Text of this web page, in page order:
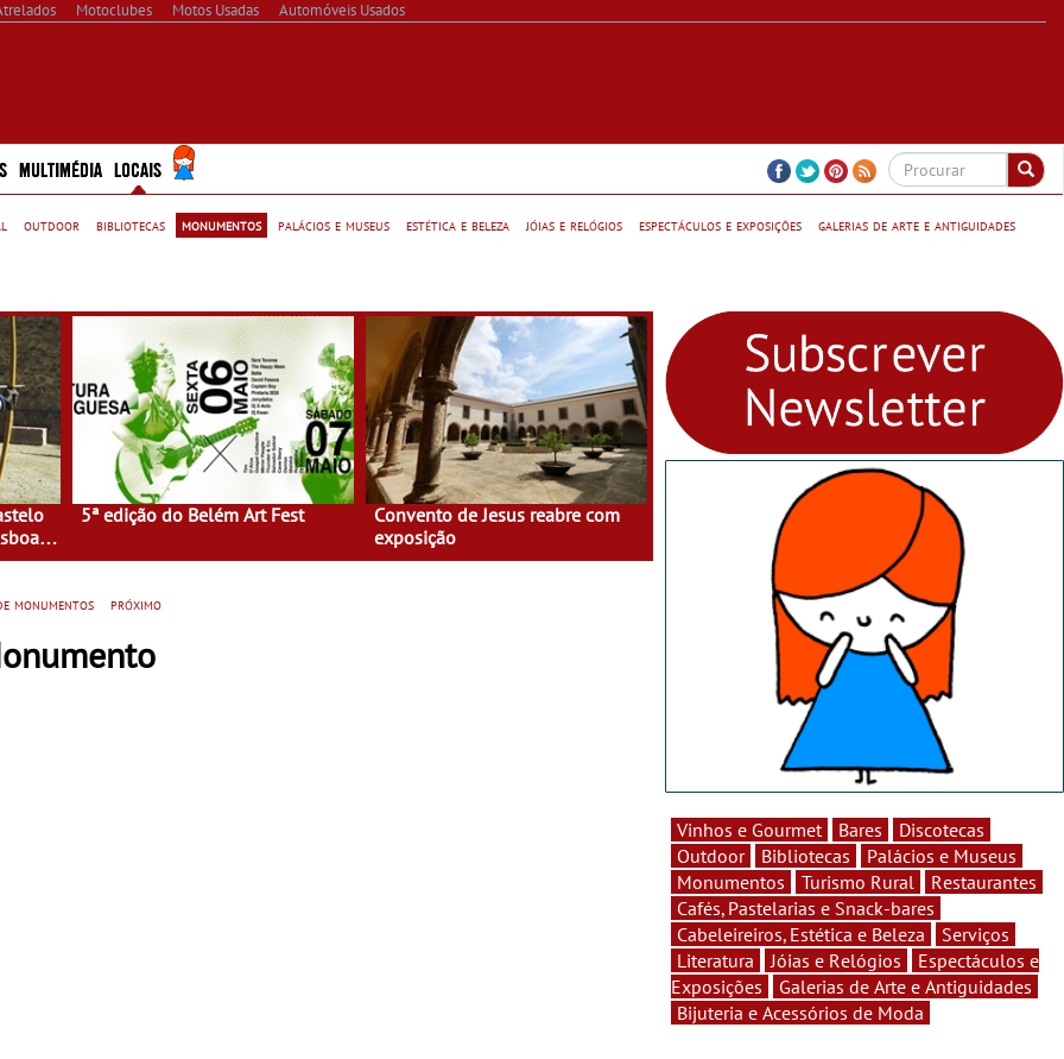
Motoclubes Motos Usadas Automóveis Usados
MULTIMÉDIA LOCAIS
outdoor bibliotecas monumentos palácios e museus estética e beleza jóias e relógios espectáculos e exposições
galerias de arte e antiguidades
5ª edição do Belém Art Fest
Convento de Jesus reabre com
exposição
monumentos próximo
Vinhos e Gourmet Bares
Discotecas
Outdoor
Bibliotecas
Palácios e Museus
Monumentos
Turismo Rural
Restaurantes
Cafés, Pastelarias e Snack-bares
Cabeleireiros, Estética e Beleza
Serviços
Literatura
Jóias e Relógios
Espectáculos e
Exposições
Galerias de Arte e Antiguidades
Bijuteria e Acessórios de Moda